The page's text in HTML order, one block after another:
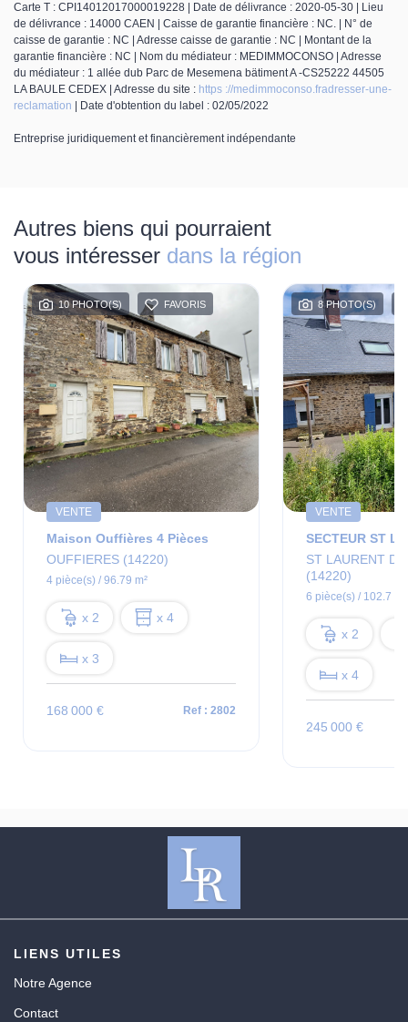
Carte T : CPI14012017000019228 | Date de délivrance : 2020-05-30 | Lieu
de délivrance : 14000 CAEN | Caisse de garantie financière : NC. | N° de
caisse de garantie : NC | Adresse caisse de garantie : NC | Montant de la
garantie financière : NC | Nom du médiateur : MEDIMMOCONSO | Adresse
du médiateur : 1 allée dub Parc de Mesemena bätiment A -CS25222 44505
LA BAULE CEDEX | Adresse du site : https ://medimmoconso.fradresser-une-
reclamation | Date d'obtention du label : 02/05/2022
Entreprise juridiquement et financièrement indépendante
Autres biens qui pourraient
vous intéresser dans la région
10 PHOTO(S) FAVORIS
VENTE
Maison Ouffières 4 Pièces
OUFFIERES (14220)
4 pièce(s) / 96.79 m²
x 2 x 4
x 3
168 000 € Ref : 2802
8 PHOTO(S)
VENTE
ST LAURENT
(14220)
6 pièce(s) / 102.7 m²
x 2
x 4
245 000 €
LIENS UTILES
Notre Agence
Contact